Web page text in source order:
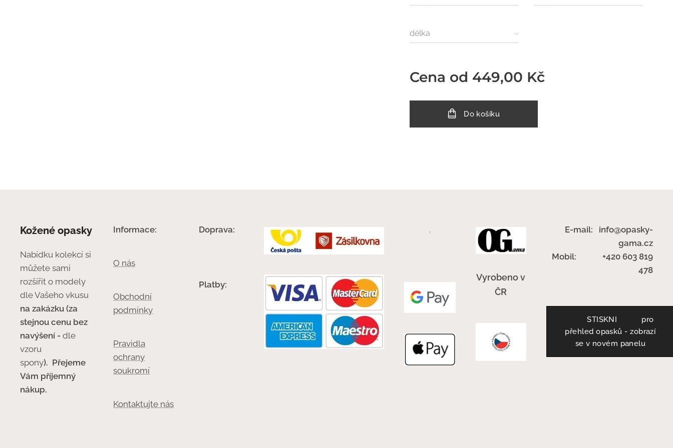
délka
Cena od 449,00 Kč
Do košíku
Kožené opasky
Nabídku kolekcí si
můžete sami
rozšířit o modely
dle Vašeho vkusu
na zakázku (za
stejnou cenu bez
navýšení - dle
vzoru
spony). Přejeme
Vám příjemný
nákup.
Informace:
O nás
Obchodní
podmínky
Pravidla
ochrany
soukromí
Kontaktujte nás
Doprava:
Platby:
.
Vyrobeno v
ČR
E-mail: info@opasky-
gama.cz
Mobil: +420 603 819
478
STISKNI pro
přehled opasků - zobrazí
se v novém panelu